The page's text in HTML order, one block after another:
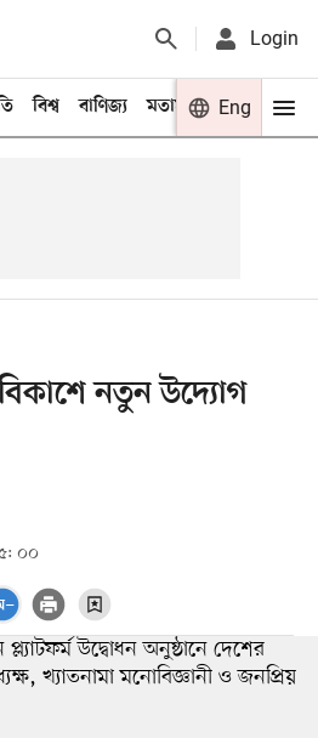
Login
বিশ্ব বাণিজ্য মতামত খেলা
Eng
নতুন উদ্যোগ
০০